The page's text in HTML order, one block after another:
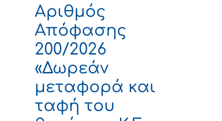
Αριθμός
Απόφασης
200/2026
«Δωρεάν
μεταφορά και
ταφή του